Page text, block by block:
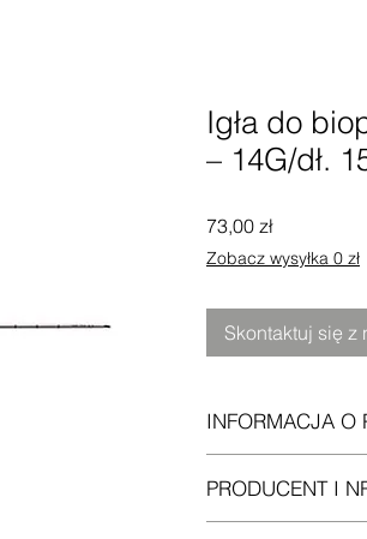
Igła do
– 14G/dł.
73,00 złCena
Zobacz wysyłka 0 zł
Skontaktuj się z
INFORMACJA O
Możliwość wyboru
Rozmiar: 14G/dł.
PRODUCENT I